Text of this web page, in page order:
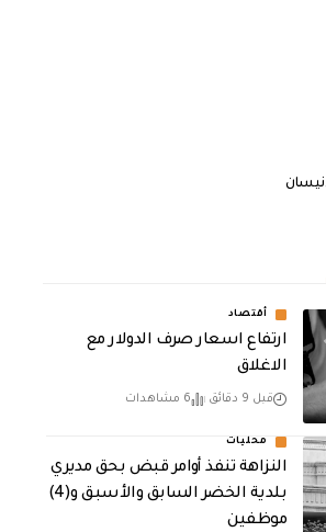
نيسان
أقتصاد
ارتفاع اسعار صرف الدولار مع
الاغلاق
قبل 9 دقائق 6 مشاهدات
محليات
النزاهة تنفذ أوامر قبض بحق مديري
بلدية الخضر السابق والأسبق و(4)
موظفين